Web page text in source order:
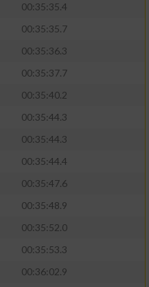
00:35:35.4
00:35:35.7
00:35:36.3
00:35:37.7
00:35:40.2
00:35:44.3
00:35:44.3
00:35:44.4
00:35:47.6
00:35:48.9
00:35:52.0
00:35:53.3
00:36:02.9